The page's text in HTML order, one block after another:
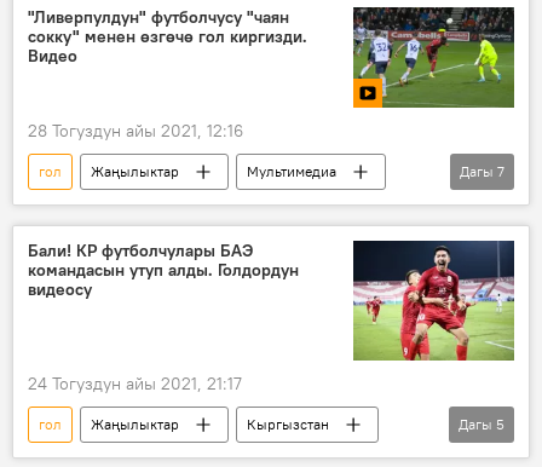
Италия
Милан
клуб
команда
"Ливерпулдун" футболчусу "чаян
сокку" менен өзгөчө гол киргизди.
Видео
28 Тогуздун айы 2021, 12:16
гол Жаңылыктар
Мультимедиа
Видео
Спорт
Дүйнөдө
футбол
Ливерпуль ФК
чаян сокку
Дивок Ориги
Дагы 7
Бали! КР футболчулары БАЭ
командасын утуп алды. Голдордун
видеосу
24 Тогуздун айы 2021, 21:17
гол Жаңылыктар
Кыргызстан
Спорт
футбол
Дагы 5